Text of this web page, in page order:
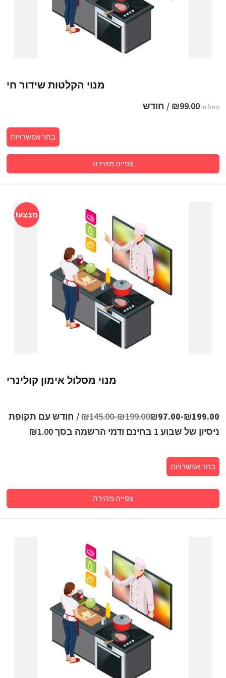
מנוי הקלטות שידור חי
החל מ: ₪99.00 / חודש
בחר אפשרויות
צפייה מהירה
מבצע!
מנוי מסלול אימון קולינרי
₪199.00
-
₪97.00
₪199.00
-
₪145.00
/ חודש⁩ עם תקופת
ניסיון של ⁦שבוע 1⁩ בחינם⁩ ודמי הרשמה בסך ⁦
₪1.00
בחר אפשרויות
צפייה מהירה